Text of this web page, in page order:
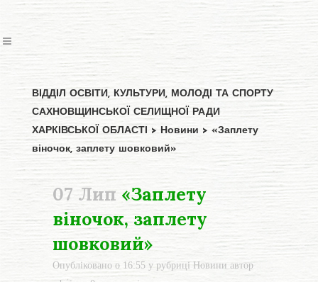
ВІДДІЛ ОСВІТИ, КУЛЬТУРИ, МОЛОДІ ТА СПОРТУ
САХНОВЩИНСЬКОЇ СЕЛИЩНОЇ РАДИ
ХАРКІВСЬКОЇ ОБЛАСТІ > Новини > «Заплету
віночок, заплету шовковий»
07 Лип «Заплету
віночок, заплету
шовковий»
Опубліковано о 16:55 у рубриці Новини автор